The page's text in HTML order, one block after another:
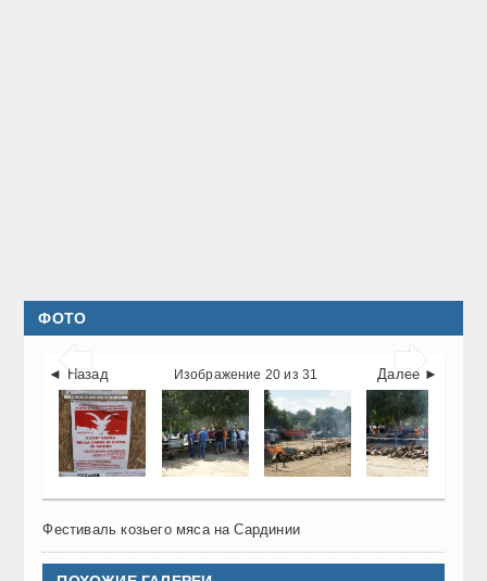
ФОТО
 
◄ Назад Далее ►
Изображение 20 из 31
Фестиваль козьего мяса на Сардинии